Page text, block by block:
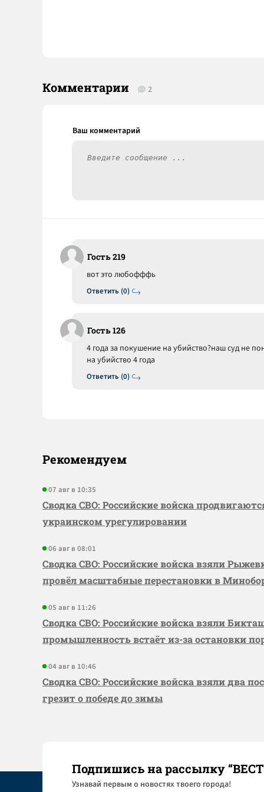
Комментарии 2
Гость 219
Ответить (0)
вот это любофффь
Гость 126
Ответить (0)
4 года за покушение на убийство?наш суд не
на убийство 4 года
Рекомендуем
07 авг в 10:35
Сводка СВО: Российские войска
украинском урегулировании
06 авг в 08:01
Сводка СВО: Российские войска взяли
провёл масштабные перестановки в
05 авг в 11:26
Сводка СВО: Российские войска взяли
промышленность встаёт из-за остановки
04 авг в 10:46
Сводка СВО: Российские войска взяли два
грезит о победе до зимы
Подпишись на рассылку
Узнaвай первым о новостях твоего города!